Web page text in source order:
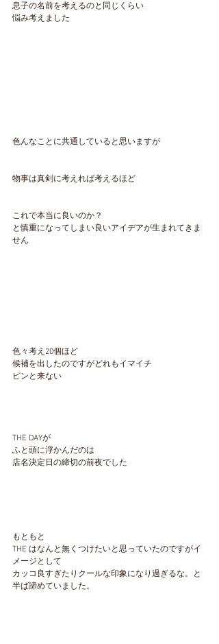
息子の名前を考えるのと同じくらい
悩み考えました
色んなことに共通していると思いますが
物事は真剣に考えれば考えるほど
これで本当に良いのか？
と慎重になってしまい良いアイデアが生まれてきま
せん
色々考え20個ほど
候補を出したのですがどれもイマイチ
ピンと来ない
THE DAYが
ふと頭に浮かんだのは
店名決定日の締切の前夜でした
もともと
THE はなんと無くつけたいと思っていたのですがイ
メージとして
カッコ良すぎたりクールな印象になり過ぎるな。と
半ば諦めていました。